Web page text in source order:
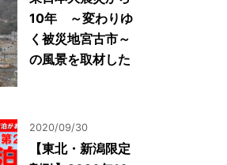
10年 ～変わりゆ
く被災地宮古市～
の風景を取材した
2020/09/30
【東北・新潟限定